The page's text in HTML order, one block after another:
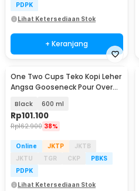
PDPK
Lihat Ketersediaan Stok
+ Keranjang
One Two Cups Teko Kopi Leher
Angsa Gooseneck Pour Over
Black 600 ml
Rp101.100
Rp162.900 38%
Online JKTP
JKTB
JKTU
TGR CKP
PBKS
PDPK
Lihat Ketersediaan Stok